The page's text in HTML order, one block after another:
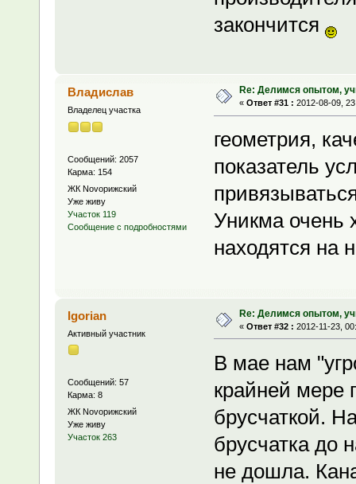
закончится
Владислав
Владелец участка
Сообщений: 2057
Карма: 154
ЖК Novoрижский
Уже живу
Участок 119
Сообщение с подробностями
Re: Делимся опытом,
« Ответ #31 : 2012-08-09,
геометрия,
показатель
Уникма очень
находятся на
Igorian
Активный участник
Сообщений: 57
Карма: 8
ЖК Novoрижский
Уже живу
Участок 263
Re: Делимся опытом,
« Ответ #32 : 2012-11-23,
В мае нам
крайней мере
брусчаткой.
брусчатка до
не дошла.